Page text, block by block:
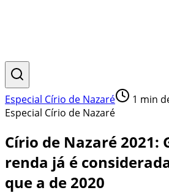
Especial Círio de Nazaré 1 min
Especial Círio de Nazaré
Círio de Nazaré 2021:
renda já é
que a de 2020